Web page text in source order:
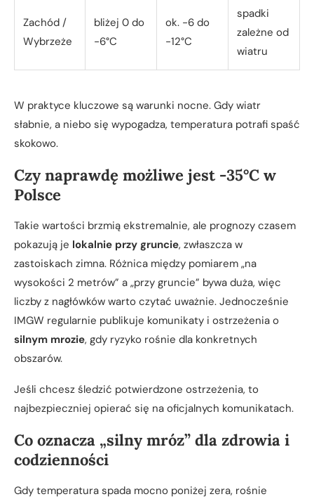
Zachód /
Wybrzeże
bliżej 0 do
-6°C
ok. -6 do
-12°C
spadki
zależne od
wiatru
W praktyce kluczowe są warunki nocne. Gdy wiatr
słabnie, a niebo się wypogadza, temperatura potrafi spaść
skokowo.
Czy naprawdę możliwe jest -35°C w
Polsce
Takie wartości brzmią ekstremalnie, ale prognozy czasem
pokazują je lokalnie przy gruncie, zwłaszcza w
zastoiskach zimna. Różnica między pomiarem „na
wysokości 2 metrów” a „przy gruncie” bywa duża, więc
liczby z nagłówków warto czytać uważnie. Jednocześnie
IMGW regularnie publikuje komunikaty i ostrzeżenia o
silnym mrozie, gdy ryzyko rośnie dla konkretnych
obszarów.
Jeśli chcesz śledzić potwierdzone ostrzeżenia, to
najbezpieczniej opierać się na oficjalnych komunikatach.
Co oznacza „silny mróz” dla zdrowia i
codzienności
Gdy temperatura spada mocno poniżej zera, rośnie